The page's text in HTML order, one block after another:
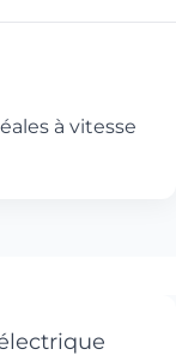
à vitesse